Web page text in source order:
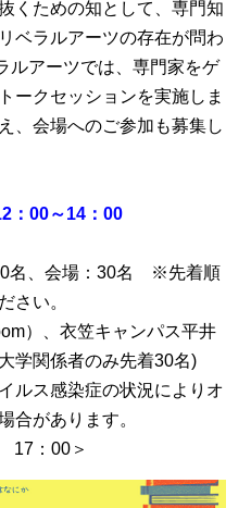
くための知として、専門知
ベラルアーツの存在が問わ
ルアーツでは、専門家をゲ
ークセッションを実施しま
、会場へのご参加も募集し
：00～14：00
名、会場：30名 ※先着順
さい。
）、衣笠キャンパス平井
学関係者のみ先着30名)
染症の状況によりオ
合があります。
17：00＞